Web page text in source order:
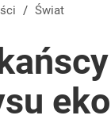
mówił o
Najnowszy
/ Świat